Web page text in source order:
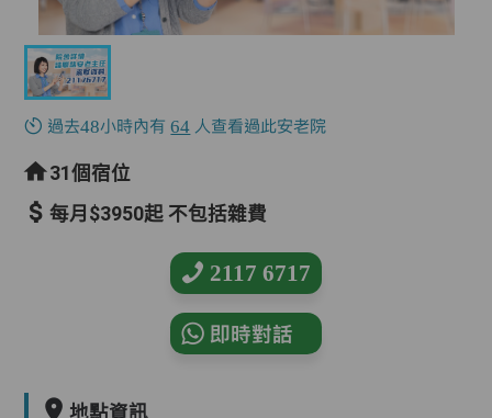
過去48小時內有64 人查看過此安老院
31個宿位
每月$3950起 不包括雜費
2117 6717
即時對話
地點資訊